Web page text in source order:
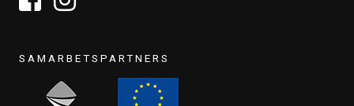
SAMARBETSPARTNERS